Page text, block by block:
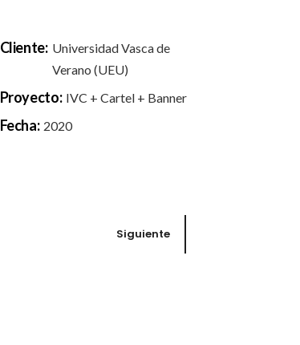
Cliente: Universidad Vasca de
Verano (UEU)
Proyecto: IVC + Cartel + Banner
Fecha: 2020
Siguiente